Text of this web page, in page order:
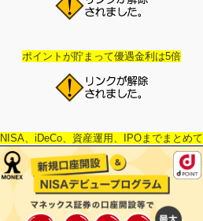
ポイントが貯まって優遇金利は5倍
NISA、iDeCo、資産運用、IPOまでまとめて